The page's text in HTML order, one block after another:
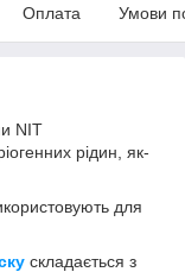
Оплата Умови
NIT
рідин, як-
для
складається з